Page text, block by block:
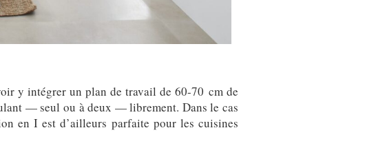
y intégrer un plan de travail de 60-70 cm de
— seul ou à deux — librement. Dans le cas
en I est d’ailleurs parfaite pour les cuisines